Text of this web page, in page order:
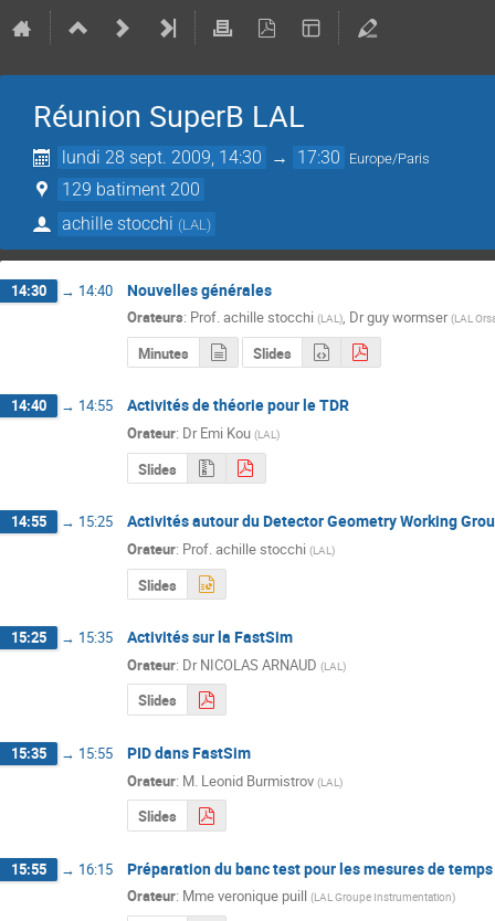
Réunion SuperB LAL
lundi 28 sept. 2009, 14:30 → 17:30 Europe/Paris
129 batiment 200
achille stocchi (LAL)
14:30 → 14:40 Nouvelles générales
Orateurs: Prof.achille stocchi (LAL), Drguy wormser (LAL
Minutes Slides
14:40 → 14:55 Activités de théorie pour le TDR
Orateur: Dr Emi Kou (LAL)
Slides
14:55 → 15:25 Activités autour du Detector Geometry Working
Orateur: Prof.achille stocchi (LAL )
Slides
15:25 → 15:35 Activités sur la FastSim
Orateur: Dr NICOLAS ARNAUD (LAL )
Slides
15:35 → 15:55 PID dans FastSim
Orateur: M. Leonid Burmistrov (LAL )
Slides
15:55 → 16:15 Préparation du banc test pour les mesures de
Orateur: Mmeveronique puill (LAL Groupe Instrumentation)